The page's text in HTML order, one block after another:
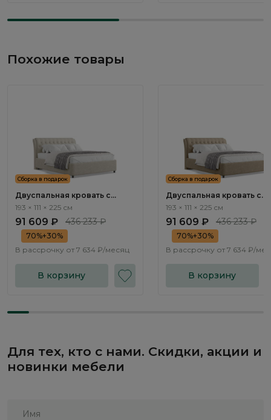
Похожие товары
Сборка в подарок
Двуспальная кровать с
подъемным механизмом
193 × 111 × 225 см
91 609 ₽ 436 233 ₽
70%+30%
В рассрочку от 7 634 ₽/месяц
В корзину
Сборка в подарок
Двуспальная кровать с
подъемным механизмом
193 × 111 × 225 см
91 609 ₽ 436 233 ₽
70%+30%
В рассрочку от 7 634 ₽/
В корзину
Для тех, кто с нами. Скидки, акции и
новинки мебели